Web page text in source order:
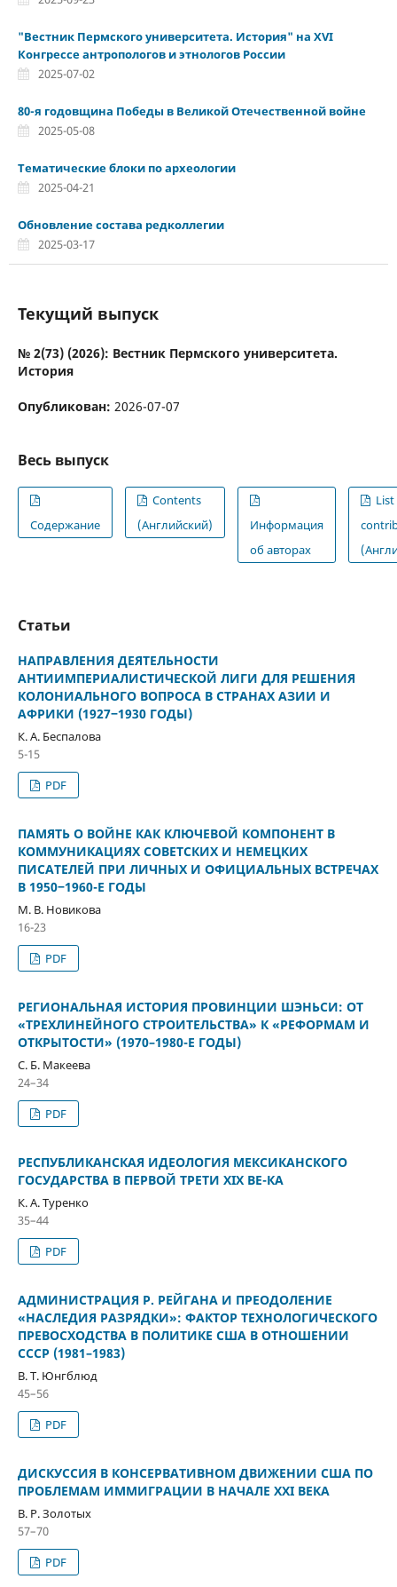
"Вестник Пермского университета. История" на XVI
Конгрессе антропологов и этнологов России
2025-07-02
80-я годовщина Победы в Великой Отечественной войне
2025-05-08
Тематические блоки по археологии
2025-04-21
Обновление состава редколлегии
2025-03-17
Текущий выпуск
№ 2(73) (2026): Вестник Пермского университета.
История
Опубликован: 2026-07-07
Весь выпуск
Содержание
Contents
(Английский)
Информация
об авторах
Статьи
НАПРАВЛЕНИЯ ДЕЯТЕЛЬНОСТИ
АНТИИМПЕРИАЛИСТИЧЕСКОЙ ЛИГИ ДЛЯ РЕШЕНИЯ
КОЛОНИАЛЬНОГО ВОПРОСА В СТРАНАХ АЗИИ И
АФРИКИ (1927‒1930 ГОДЫ)
К. А. Беспалова
5-15
PDF
ПАМЯТЬ О ВОЙНЕ КАК КЛЮЧЕВОЙ КОМПОНЕНТ В
КОММУНИКАЦИЯХ СОВЕТСКИХ И НЕМЕЦКИХ
ПИСАТЕЛЕЙ ПРИ ЛИЧНЫХ И ОФИЦИАЛЬНЫХ ВСТРЕЧАХ
В 1950‒1960-Е ГОДЫ
М. В. Новикова
16-23
PDF
РЕГИОНАЛЬНАЯ ИСТОРИЯ ПРОВИНЦИИ ШЭНЬСИ: ОТ
«ТРЕХЛИНЕЙНОГО СТРОИТЕЛЬСТВА» К «РЕФОРМАМ И
ОТКРЫТОСТИ» (1970–1980-Е ГОДЫ)
С. Б. Макеева
24–34
PDF
РЕСПУБЛИКАНСКАЯ ИДЕОЛОГИЯ МЕКСИКАНСКОГО
ГОСУДАРСТВА В ПЕРВОЙ ТРЕТИ XIX ВЕ-КА
К. А. Туренко
35–44
PDF
АДМИНИСТРАЦИЯ Р. РЕЙГАНА И ПРЕОДОЛЕНИЕ
«НАСЛЕДИЯ РАЗРЯДКИ»: ФАКТОР ТЕХНОЛОГИЧЕСКОГО
ПРЕВОСХОДСТВА В ПОЛИТИКЕ США В ОТНОШЕНИИ
СССР (1981–1983)
В. Т. Юнгблюд
45–56
PDF
ДИСКУССИЯ В КОНСЕРВАТИВНОМ ДВИЖЕНИИ США ПО
ПРОБЛЕМАМ ИММИГРАЦИИ В НАЧАЛЕ ХХI ВЕКА
В. Р. Золотых
57–70
PDF